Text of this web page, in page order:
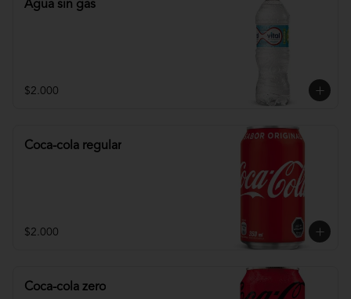
Agua sin gas
$2.000
Coca-cola regular
$2.000
Coca-cola zero